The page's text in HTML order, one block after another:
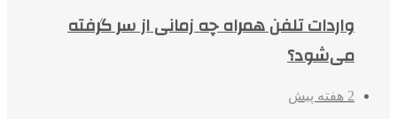
واردات تلفن همراه چه زمانی از سر گرفته
می‌شود؟
2 هفته پیش